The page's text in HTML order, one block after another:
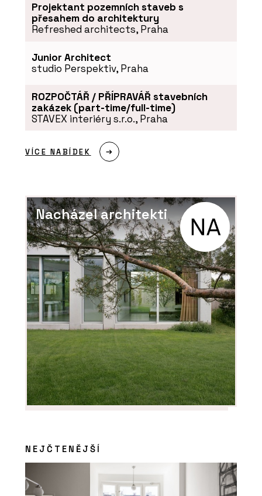
Projektant pozemních staveb s
přesahem do architektury
Refreshed architects, Praha
Junior Architect
studio Perspektiv, Praha
ROZPOČTÁŘ / PŘÍPRAVÁŘ stavebních
zakázek (part-time/full-time)
STAVEX interiéry s.r.o., Praha
VÍCE NABÍDEK
Nacházel architekti
NEJČTENĚJŠÍ